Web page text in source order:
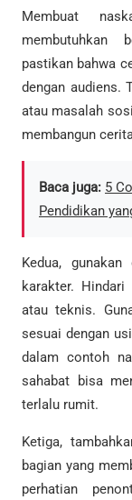
Membuat
membutuhkan
pastikan bahwa
dengan audiens.
atau masalah
membangun
Baca juga: 5
Pendidikan
Kedua,
karakter. Hindari
atau teknis.
sesuai dengan
dalam contoh
sahabat bisa
terlalu rumit.
Ketiga,
bagian yang
perhatian